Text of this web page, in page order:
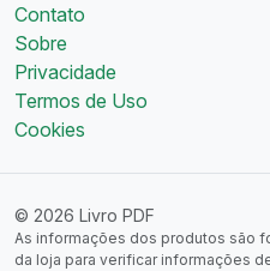
Contato
Sobre
Privacidade
Termos de Uso
Cookies
© 2026 Livro PDF
As informações dos produtos são
da loja para verificar informações